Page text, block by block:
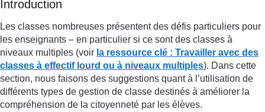
Introduction
Les classes nombreuses présentent des défis particuliers pour
les enseignants – en particulier si ce sont des classes à
niveaux multiples (voir la ressource clé : Travailler avec des
classes à effectif lourd ou à niveaux multiples). Dans cette
section, nous faisons des suggestions quant à l’utilisation de
différents types de gestion de classe destinés à améliorer la
compréhension de la citoyenneté par les élèves.